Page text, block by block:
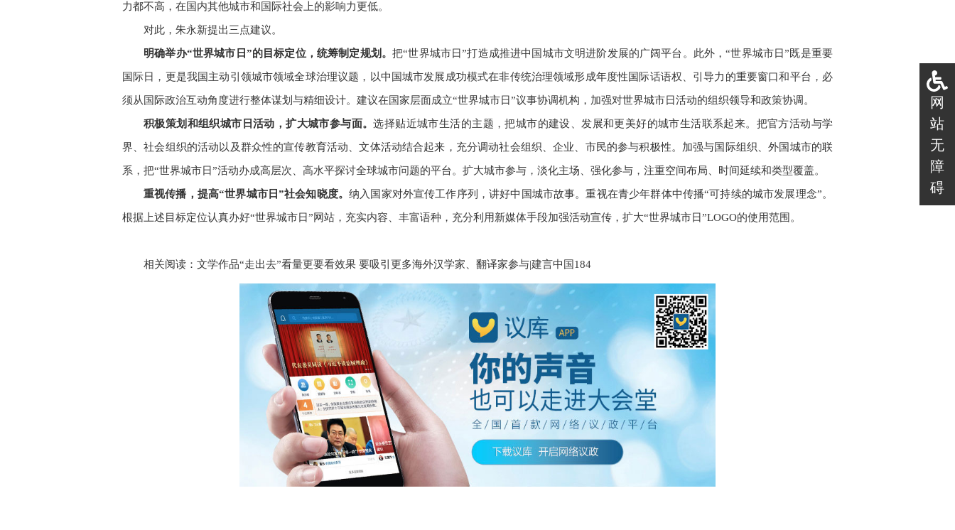
力都不高，在国内其他城市和国际社会上的影响力更低。
对此，朱永新提出三点建议。
明确举办“世界城市日”的目标定位，统筹制定规划。 把“世界城市日”打造成推进中国城市文明进阶发展的广阔平台。此外，“世界城市日”既是重要
国际日，更是我国主动引领城市领域全球治理议题，以中国城市发展成功模式在非传统治理领域形成年度性国际话语权、引导力的重要窗口和平台，必
须从国际政治互动角度进行整体谋划与精细设计。建议在国家层面成立“世界城市日”议事协调机构，加强对世界城市日活动的组织领导和政策协调。
积极策划和组织城市日活动，扩大城市参与面。选择贴近城市生活的主题，把城市的建设、发展和更美好的城市生活联系起来。把官方活动与学
界、社会组织的活动以及群众性的宣传教育活动、文体活动结合起来，充分调动社会组织、企业、市民的参与积极性。加强与国际组织、外国城市的联
系，把“世界城市日”活动办成高层次、高水平探讨全球城市问题的平台。扩大城市参与，淡化主场、强化参与，注重空间布局、时间延续和类型覆盖。
重视传播，提高“世界城市日”社会知晓度。纳入国家对外宣传工作序列，讲好中国城市故事。重视在青少年群体中传播“可持续的城市发展理念”。
根据上述目标定位认真办好“世界城市日”网站，充实内容、丰富语种，充分利用新媒体手段加强活动宣传，扩大“世界城市日”LOGO的使用范围。
相关阅读： 文学作品“走出去”看量更要看效果 要吸引更多海外汉学家、翻译家参与|建言中国184
网
站
无
障
碍